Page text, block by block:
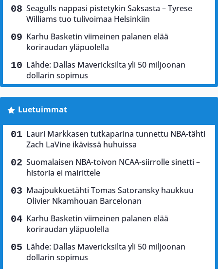
Seagulls nappasi pistetykin Saksasta – Tyrese
Williams tuo tulivoimaa Helsinkiin
Karhu Basketin viimeinen palanen elää
koriraudan yläpuolella
Lähde: Dallas Mavericksilta yli 50 miljoonan
dollarin sopimus
Luetuimmat
Lauri Markkasen tutkaparina tunnettu NBA-tähti
Zach LaVine ikävissä huhuissa
Suomalaisen NBA-toivon NCAA-siirrolle sinetti –
historia ei mairittele
Maajoukkuetähti Tomas Satoransky haukkuu
Olivier Nkamhouan Barcelonan
Karhu Basketin viimeinen palanen elää
koriraudan yläpuolella
Lähde: Dallas Mavericksilta yli 50 miljoonan
dollarin sopimus